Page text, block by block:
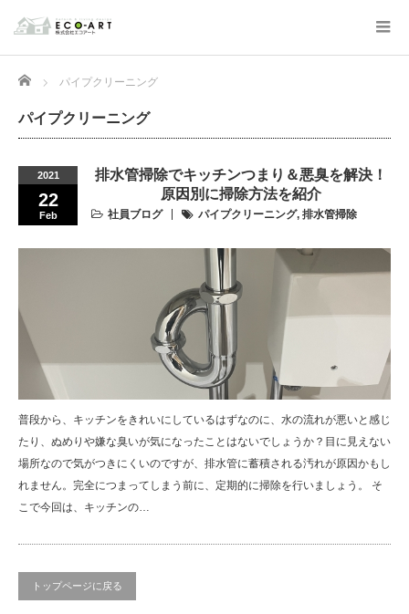
Home パイプクリーニング
パイプクリーニング
2021
22
Feb
排水管掃除でキッチンつまり＆悪臭を解決！
原因別に掃除方法を紹介
社員ブログ パイプクリーニング, 排水管掃除
普段から、キッチンをきれいにしているはずなのに、水の流れが悪いと感じ
たり、ぬめりや嫌な臭いが気になったことはないでしょうか？目に見えない
場所なので気がつきにくいのですが、排水管に蓄積される汚れが原因かもし
れません。完全につまってしまう前に、定期的に掃除を行いましょう。 そ
こで今回は、キッチンの…
トップページに戻る